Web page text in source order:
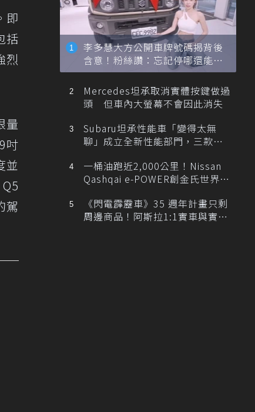
即
括
烈
量
吋
並
駕
李多慧大方公開車牌號碼揭背後
含意！粉絲讚：忘記停哪還能幫
忙找車
Mercedes坦承取消實體按鍵做過
頭 但車內大螢幕不會因此消失
Subaru坦承性能車「變得太無
聊」成立全新性能部門，三款手
一桶油跑近2,000公里！Nissan
Qashqai e-POWER創金氏世界紀
《閃電霹靂車》35 週年計畫只剩
周邊商品！阿斯拉1:1實車與實體